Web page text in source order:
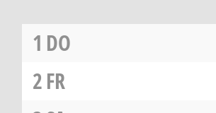
1 DO
2FR